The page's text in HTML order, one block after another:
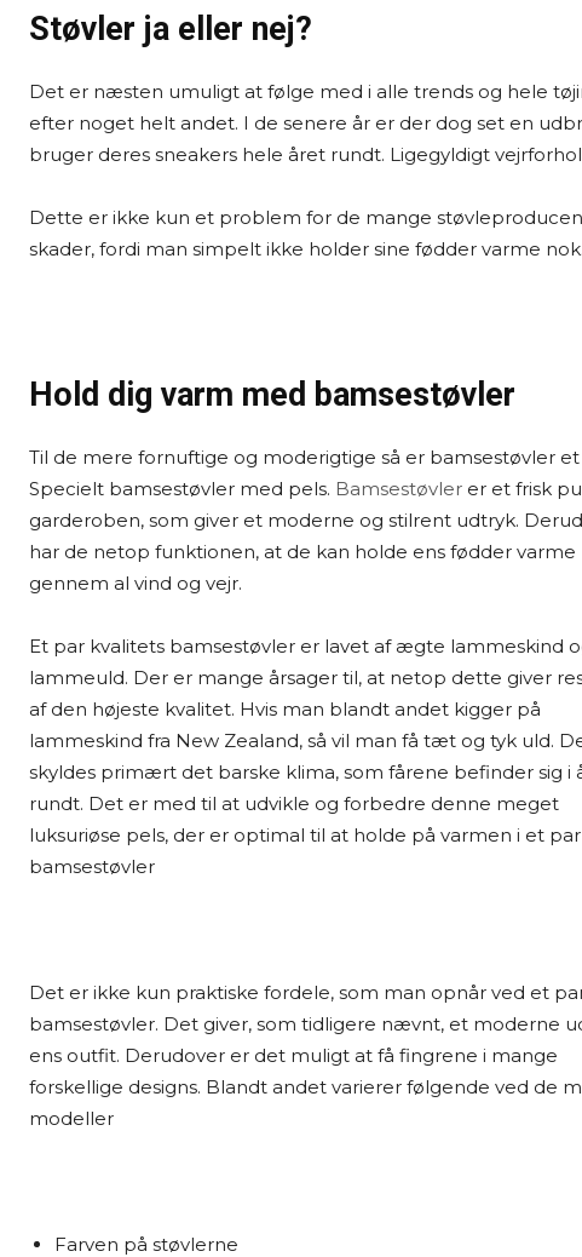
Støvler ja eller nej?
Det er næsten umuligt at følge med i alle trends og hele
efter noget helt andet. I de senere år er der dog set en
bruger deres sneakers hele året rundt. Ligegyldigt
Dette er ikke kun et problem for de mange
skader, fordi man simpelt ikke holder sine fødder varme nok.
Hold dig varm med bamsestøvler
Til de mere fornuftige og moderigtige så er bamsestøvler et
Specielt bamsestøvler med pels. Bamsestøvler er et frisk
garderoben, som giver et moderne og stilrent udtryk.
har de netop funktionen, at de kan holde ens fødder varme
gennem al vind og vejr.
Et par kvalitets bamsestøvler er lavet af ægte lammeskind
lammeuld. Der er mange årsager til, at netop dette giver
af den højeste kvalitet. Hvis man blandt andet kigger på
lammeskind fra New Zealand, så vil man få tæt og tyk uld.
skyldes primært det barske klima, som fårene befinder sig i
rundt. Det er med til at udvikle og forbedre denne meget
luksuriøse pels, der er optimal til at holde på varmen i et par
bamsestøvler
Det er ikke kun praktiske fordele, som man opnår ved et
bamsestøvler. Det giver, som tidligere nævnt, et moderne
ens outfit. Derudover er det muligt at få fingrene i mange
forskellige designs. Blandt andet varierer følgende ved de
modeller
Farven på støvlerne